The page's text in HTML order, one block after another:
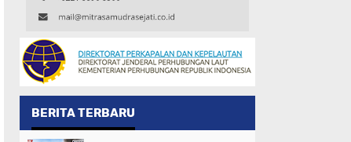
BERITA TERBARU